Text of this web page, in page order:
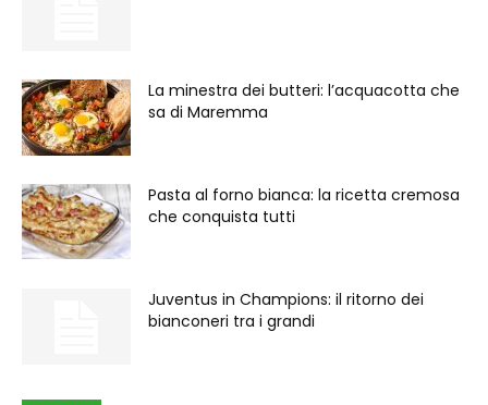
La minestra dei butteri: l’acquacotta che
sa di Maremma
Pasta al forno bianca: la ricetta cremosa
che conquista tutti
Juventus in Champions: il ritorno dei
bianconeri tra i grandi